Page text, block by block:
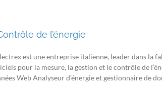
de l’énergie
est une entreprise italienne, leader dans la
pour la mesure, la gestion et le contrôle de
Web Analyseur d’énergie et gestionnaire de